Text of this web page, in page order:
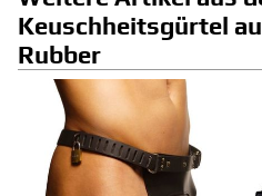
Keuschheitsgürtel
Rubber